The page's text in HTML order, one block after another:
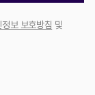
정보 보호방침 및